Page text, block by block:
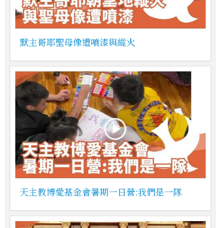
默主哥耶聖母像遭噴漆與縱火
天主教博愛基金會暑期一日營:我們是一隊